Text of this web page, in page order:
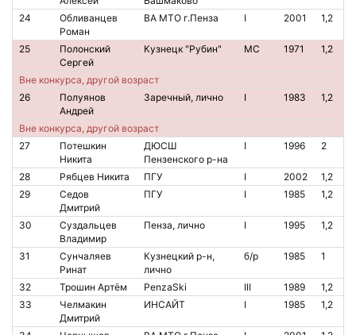
24
Обливанцев
Роман
ВА МТО г.Пенза I 2001 1,2
25
Полонский
Сергей
Кузнецк "Рубин" МС 1971 1,2
Вне конкурса, другой возраст
26
Полуянов
Андрей
Заречный, лично I 1983 1,2
Вне конкурса, другой возраст
27
Потешкин
Никита
ДЮСШ
Пензенского р-на
I 1996 2
28 Рябцев Никита ПГУ I 2002
1,2
29
Седов
Дмитрий
ПГУ I 1985 1,2
30
Суздальцев
Владимир
Пенза, лично I 1995 1,2
31
Сунчаляев
Ринат
Кузнецкий р-н,
лично
б/р 1985 1
32 Трошин Артём PenzaSki III 1989
1,2
33
Челмакин
Дмитрий
ИНСАЙТ I 1985 1,2